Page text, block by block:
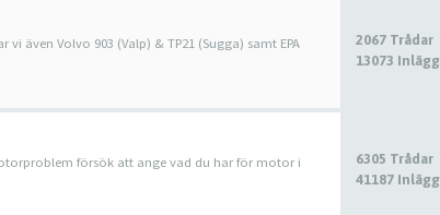
vi även Volvo 903 (Valp) & TP21 (Sugga) samt EPA
2067 Trådar
13073 Inlägg
försök att ange vad du har för motor i
6305 Trådar
41187 Inlägg